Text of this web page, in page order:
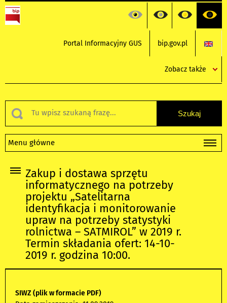
Portal Informacyjny GUS bip.gov.pl
Zobacz także
Menu główne
Zakup i dostawa sprzętu
informatycznego na potrzeby
projektu „Satelitarna
identyfikacja i monitorowanie
upraw na potrzeby statystyki
rolnictwa – SATMIROL” w 2019 r.
Termin składania ofert: 14-10-
2019 r. godzina 10:00.
SIWZ (plik w formacie PDF)